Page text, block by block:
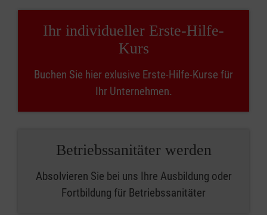
Ihr individueller Erste-Hilfe-
Kurs
Buchen Sie hier exlusive Erste-Hilfe-Kurse für
Ihr Unternehmen.
Betriebssanitäter werden
Absolvieren Sie bei uns Ihre Ausbildung oder
Fortbildung für Betriebssanitäter